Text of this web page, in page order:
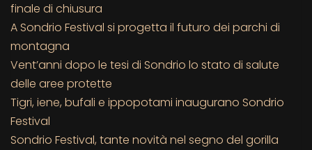
finale di chiusura
A Sondrio Festival si progetta il futuro dei parchi di
montagna
Vent’anni dopo le tesi di Sondrio lo stato di salute
delle aree protette
Tigri, iene, bufali e ippopotami inaugurano Sondrio
Festival
Sondrio Festival, tante novità nel segno del gorilla